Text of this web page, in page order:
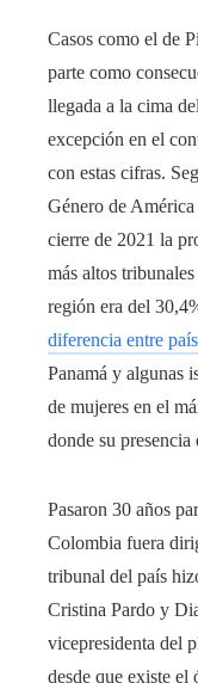
Casos como el de
parte como
llegada a la cima
excepción en el
con estas cifras.
Género de
cierre de 2021 la
más altos
región era del
diferencia entre
Panamá y algunas
de mujeres en el
donde su presencia
Pasaron 30 años
Colombia fuera
tribunal del país
Cristina Pardo y
vicepresidenta del
desde que existe el